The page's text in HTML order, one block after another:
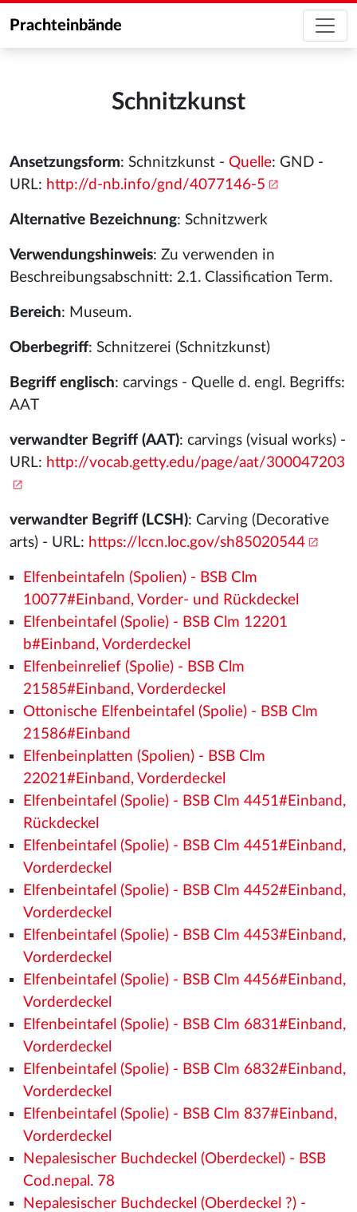
Prachteinbände
Schnitzkunst
Ansetzungsform: Schnitzkunst - Quelle: GND -
URL: http://d-nb.info/gnd/4077146-5
Alternative Bezeichnung: Schnitzwerk
Verwendungshinweis: Zu verwenden in
Beschreibungsabschnitt: 2.1. Classification Term.
Bereich: Museum.
Oberbegriff: Schnitzerei (Schnitzkunst)
Begriff englisch: carvings - Quelle d. engl. Begriffs:
AAT
verwandter Begriff (AAT): carvings (visual works) -
URL: http://vocab.getty.edu/page/aat/300047203
verwandter Begriff (LCSH): Carving (Decorative
arts) - URL: https://lccn.loc.gov/sh85020544
Elfenbeintafeln (Spolien) - BSB Clm
10077#Einband, Vorder- und Rückdeckel
Elfenbeintafel (Spolie) - BSB Clm 12201
b#Einband, Vorderdeckel
Elfenbeinrelief (Spolie) - BSB Clm
21585#Einband, Vorderdeckel
Ottonische Elfenbeintafel (Spolie) - BSB Clm
21586#Einband
Elfenbeinplatten (Spolien) - BSB Clm
22021#Einband, Vorderdeckel
Elfenbeintafel (Spolie) - BSB Clm 4451#Einband,
Rückdeckel
Elfenbeintafel (Spolie) - BSB Clm 4451#Einband,
Vorderdeckel
Elfenbeintafel (Spolie) - BSB Clm 4452#Einband,
Vorderdeckel
Elfenbeintafel (Spolie) - BSB Clm 4453#Einband,
Vorderdeckel
Elfenbeintafel (Spolie) - BSB Clm 4456#Einband,
Vorderdeckel
Elfenbeintafel (Spolie) - BSB Clm 6831#Einband,
Vorderdeckel
Elfenbeintafel (Spolie) - BSB Clm 6832#Einband,
Vorderdeckel
Elfenbeintafel (Spolie) - BSB Clm 837#Einband,
Vorderdeckel
Nepalesischer Buchdeckel (Oberdeckel) - BSB
Cod.nepal. 78
Nepalesischer Buchdeckel (Oberdeckel ?) -